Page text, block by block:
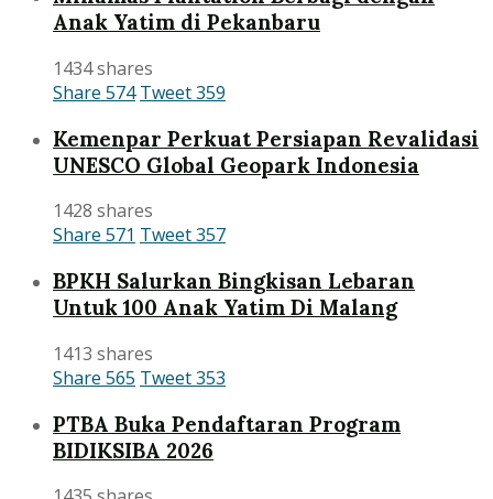
Anak Yatim di Pekanbaru
1434 shares
Share 574 Tweet359
Kemenpar Perkuat Persiapan Revalidasi
UNESCO Global Geopark Indonesia
1428 shares
Share 571 Tweet357
BPKH Salurkan Bingkisan Lebaran
Untuk 100 Anak Yatim Di Malang
1413 shares
Share 565 Tweet353
PTBA Buka Pendaftaran Program
BIDIKSIBA 2026